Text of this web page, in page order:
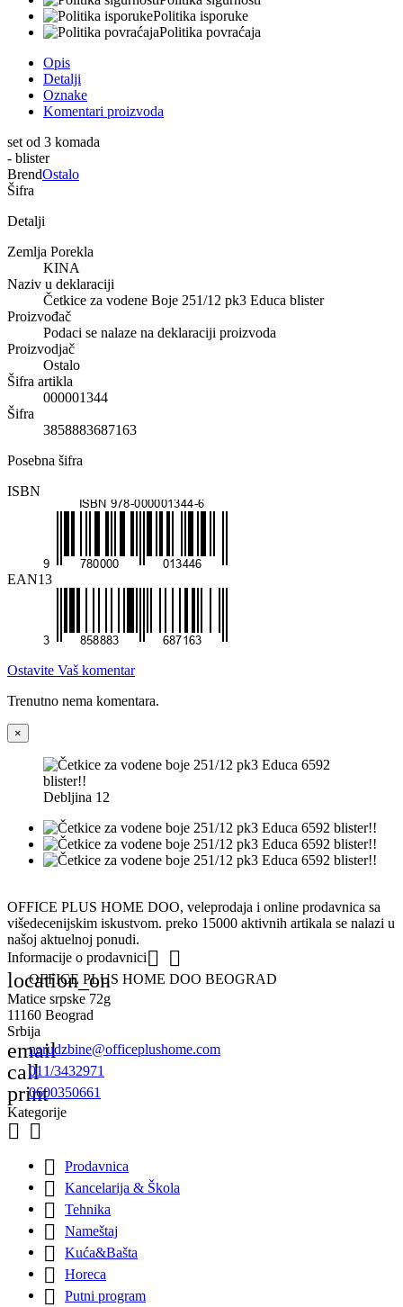
Politika isporuke
Politika povraćaja
Opis
Detalji
Oznake
Komentari proizvoda
set od 3 komada
- blister
BrendOstalo
Šifra
Detalji
Zemlja Porekla
KINA
Naziv u deklaraciji
Četkice za vodene Boje 251/12 pk3 Educa blister
Proizvođač
Podaci se nalaze na deklaraciji proizvoda
Proizvodjač
Ostalo
Šifra artikla
000001344
Šifra
3858883687163
Posebna šifra
ISBN
EAN13
Ostavite Vaš komentar
Trenutno nema komentara.
×
Debljina 12
OFFICE PLUS HOME DOO, veleprodaja i online prodavnica sa
višedecenijskim iskustvom. preko 15000 aktivnih artikala se nalazi u
našoj aktuelnoj ponudi.
Informacije o prodavnici 
location_on
OFFICE PLUS HOME DOO BEOGRAD
Matice srpske 72g
11160 Beograd
Srbija
email
narudzbine@officeplushome.com
call011/3432971
print0600350661
Kategorije
 

Prodavnica
 Kancelarija & Škola
 Tehnika
 Nameštaj
 Kuća&Bašta
 Horeca
 Putni program